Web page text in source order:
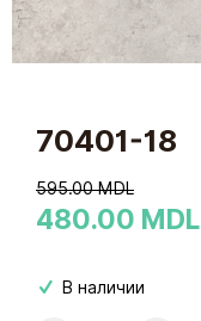
70401-18
595.00 MDL
480.00 MDL
В наличии